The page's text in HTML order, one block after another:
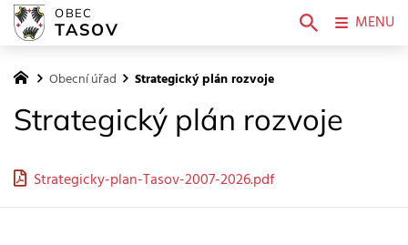
Obecní úřad Strategický plán rozvoje
Strategický plán rozvoje
Strategicky-plan-Tasov-2007-2026.pdf
OBEC
TASOV MENU